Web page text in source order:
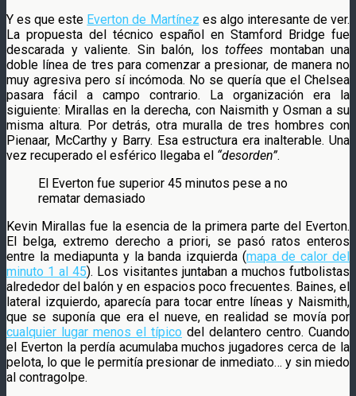
Y es que este Everton de Martínez es algo interesante de ver.
La propuesta del técnico español en Stamford Bridge fue
descarada y valiente. Sin balón, los toffees montaban una
doble línea de tres para comenzar a presionar, de manera no
muy agresiva pero sí incómoda. No se quería que el Chelsea
pasara fácil a campo contrario. La organización era la
siguiente: Mirallas en la derecha, con Naismith y Osman a su
misma altura. Por detrás, otra muralla de tres hombres con
Pienaar, McCarthy y Barry. Esa estructura era inalterable. Una
vez recuperado el esférico llegaba el “desorden”.
El Everton fue superior 45 minutos pese a no
rematar demasiado
Kevin Mirallas fue la esencia de la primera parte del Everton.
El belga, extremo derecho a priori, se pasó ratos enteros
entre la mediapunta y la banda izquierda (mapa de calor del
minuto 1 al 45). Los visitantes juntaban a muchos futbolistas
alrededor del balón y en espacios poco frecuentes. Baines, el
lateral izquierdo, aparecía para tocar entre líneas y Naismith,
que se suponía que era el nueve, en realidad se movía por
cualquier lugar menos el típico del delantero centro. Cuando
el Everton la perdía acumulaba muchos jugadores cerca de la
pelota, lo que le permitía presionar de inmediato… y sin miedo
al contragolpe.